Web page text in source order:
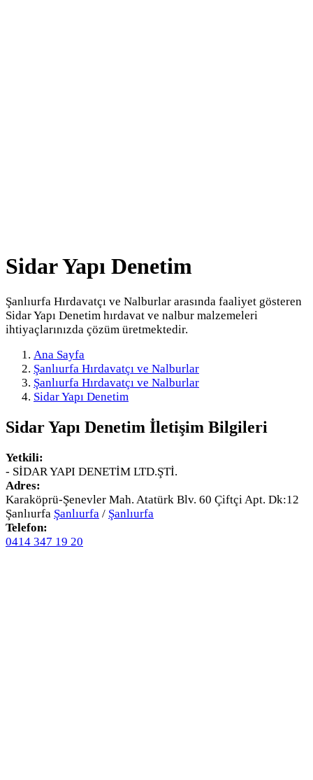
Sidar Yapı Denetim
Şanlıurfa Hırdavatçı ve Nalburlar arasında faaliyet gösteren
Sidar Yapı Denetim hırdavat ve nalbur malzemeleri
ihtiyaçlarınızda çözüm üretmektedir.
Ana Sayfa
Şanlıurfa Hırdavatçı ve Nalburlar
Şanlıurfa Hırdavatçı ve Nalburlar
Sidar Yapı Denetim
Sidar Yapı Denetim İletişim Bilgileri
Yetkili:
- SİDAR YAPI DENETİM LTD.ŞTİ.
Adres:
Karaköprü-Şenevler Mah. Atatürk Blv. 60 Çiftçi Apt. Dk:12
Şanlıurfa Şanlıurfa / Şanlıurfa
Telefon:
0414 347 19 20